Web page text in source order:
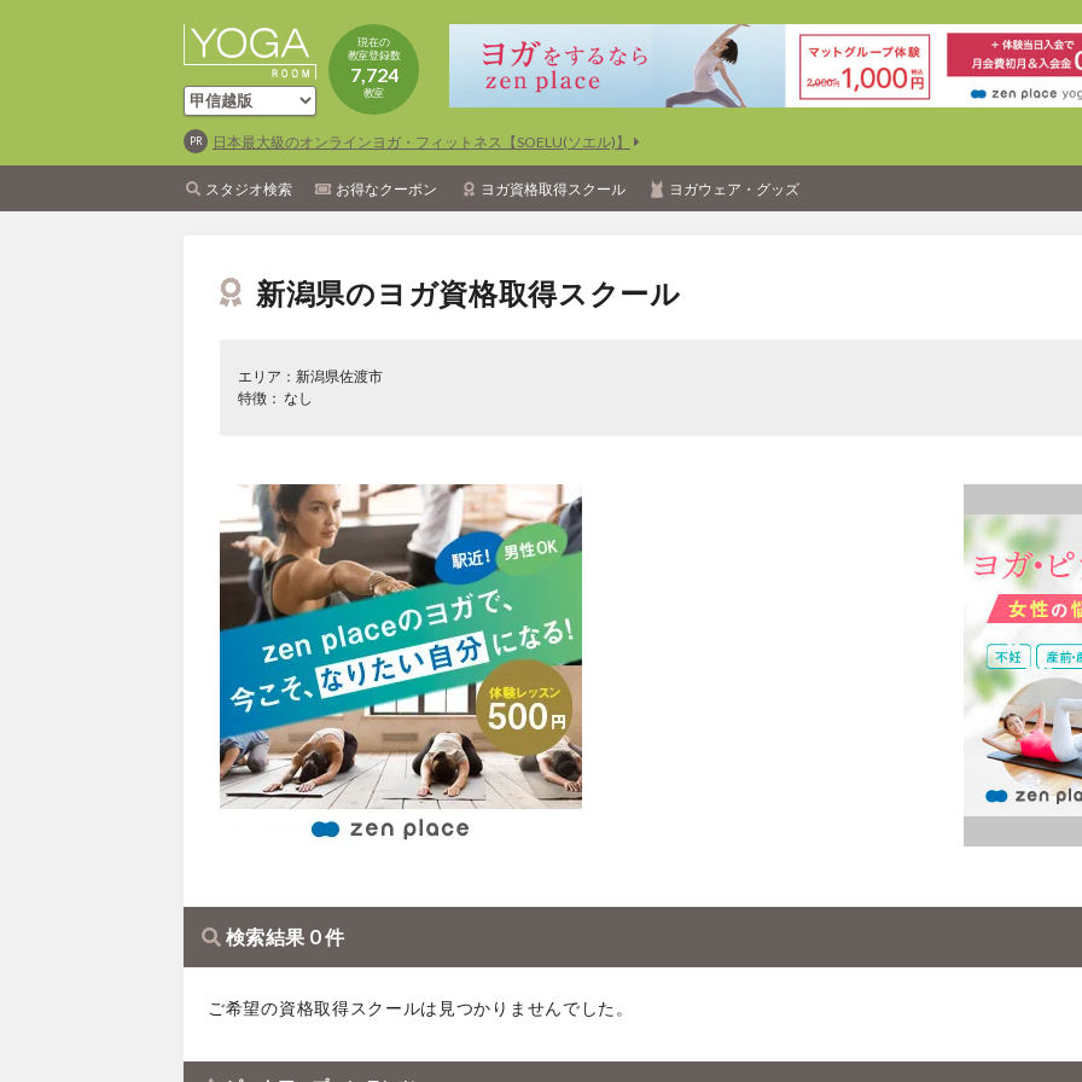
現在の
教室登録数
7,724
教室
日本最大級のオンラインヨガ・フィットネス【SOELU(ソエル)】
スタジオ検索 お得なクーポン ヨガ資格取得スクール ヨガウェア・グッズ
新潟県のヨガ資格取得スクール
エリア：新潟県佐渡市
特徴： なし
検索結果 0 件
ご希望の資格取得スクールは見つかりませんでした。